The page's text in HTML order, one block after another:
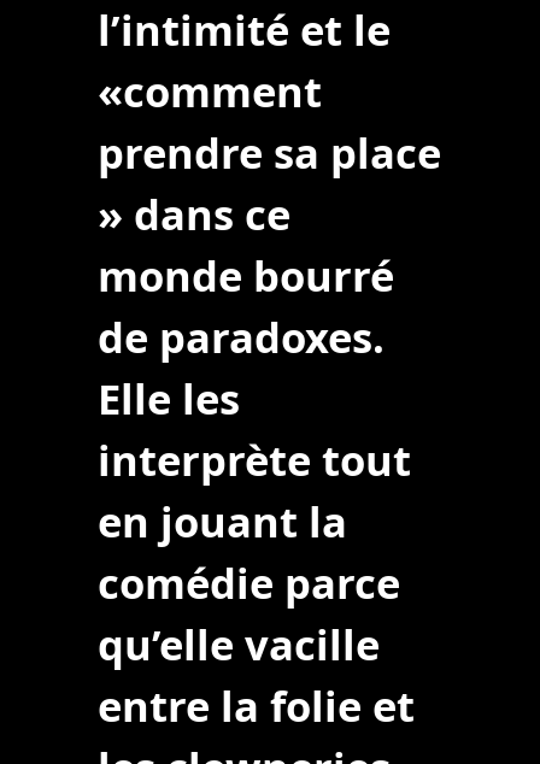
l’intimité et le
«comment
prendre sa place
» dans ce
monde bourré
de paradoxes.
Elle les
interprète tout
en jouant la
comédie parce
qu’elle vacille
entre la folie et